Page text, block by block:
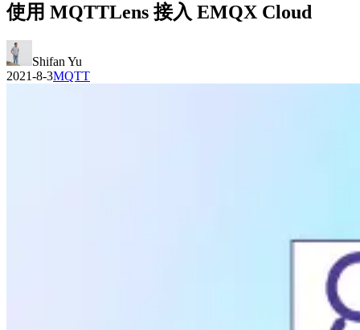
使用 MQTTLens 接入 EMQX Cloud
Shifan Yu
2021-8-3MQTT